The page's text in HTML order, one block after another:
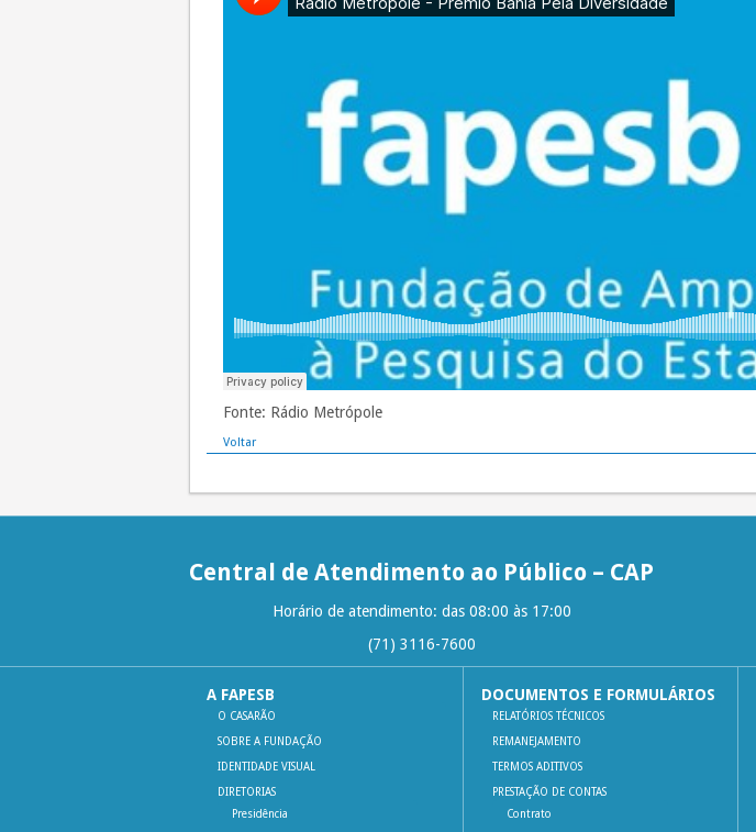
Fonte: Rádio Metrópole
Voltar
Central de Atendimento ao Público – CAP
Horário de atendimento: das 08:00 às 17:00
(71) 3116-7600
A FAPESB
O CASARÃO
SOBRE A FUNDAÇÃO
IDENTIDADE VISUAL
DIRETORIAS
Presidência
DOCUMENTOS E FORMULÁRIOS
RELATÓRIOS TÉCNICOS
REMANEJAMENTO
TERMOS ADITIVOS
PRESTAÇÃO DE CONTAS
Contrato